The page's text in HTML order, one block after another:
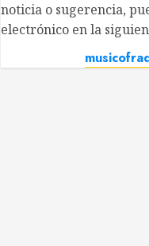
noticia o sugerencia,
electrónico en la